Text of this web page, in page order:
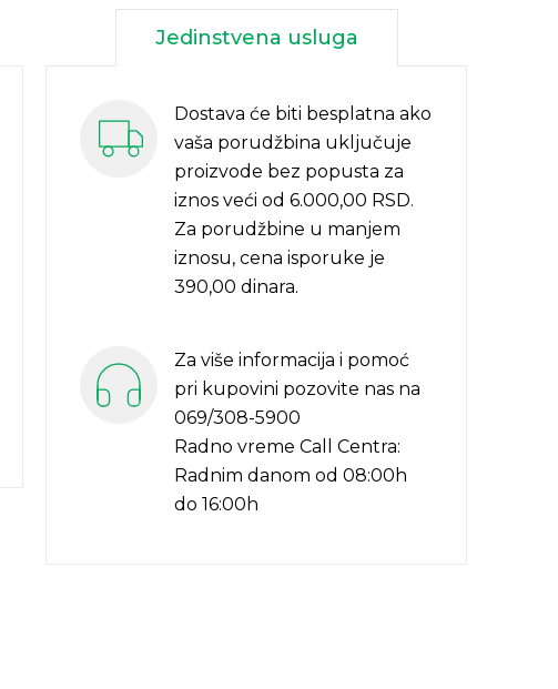
Jedinstvena usluga
Dostava će biti besplatna ako
vaša porudžbina uključuje
proizvode bez popusta za
iznos veći od 6.000,00 RSD.
Za porudžbine u manjem
iznosu, cena isporuke je
390,00 dinara.
Za više informacija i pomoć
pri kupovini pozovite nas na
069/308-5900
Radno vreme Call Centra:
Radnim danom od 08:00h
do 16:00h